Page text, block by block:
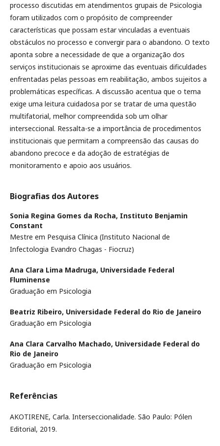
processo discutidas em atendimentos grupais de Psicologia
foram utilizados com o propósito de compreender
características que possam estar vinculadas a eventuais
obstáculos no processo e convergir para o abandono. O texto
aponta sobre a necessidade de que a organização dos
serviços institucionais se aproxime das eventuais dificuldades
enfrentadas pelas pessoas em reabilitação, ambos sujeitos a
problemáticas específicas. A discussão acentua que o tema
exige uma leitura cuidadosa por se tratar de uma questão
multifatorial, melhor compreendida sob um olhar
interseccional. Ressalta-se a importância de procedimentos
institucionais que permitam a compreensão das causas do
abandono precoce e da adoção de estratégias de
monitoramento e apoio aos usuários.
Biografias dos Autores
Sonia Regina Gomes da Rocha, Instituto Benjamin
Constant
Mestre em Pesquisa Clínica (Instituto Nacional de
Infectologia Evandro Chagas - Fiocruz)
Ana Clara Lima Madruga, Universidade Federal
Fluminense
Graduação em Psicologia
Beatriz Ribeiro, Universidade Federal do Rio de Janeiro
Graduação em Psicologia
Ana Clara Carvalho Machado, Universidade Federal do
Rio de Janeiro
Graduação em Psicologia
Referências
AKOTIRENE, Carla. Interseccionalidade. São Paulo: Pólen
Editorial, 2019.